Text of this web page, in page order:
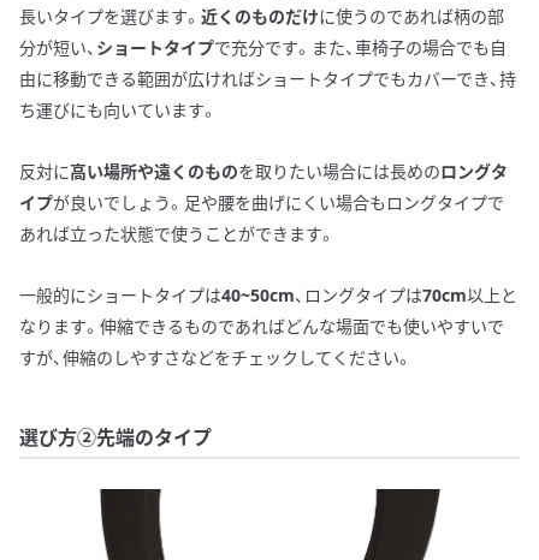
長いタイプを選びます。 近くのものだけに使うのであれば柄の部
分が短い、 ショートタイプで充分です。また、車椅子の場合でも自
由に移動できる範囲が広ければショートタイプでもカバーでき、持
ち運びにも向いています。
反対に高い場所や遠くのものを取りたい場合には長めのロングタ
イプが良いでしょう。足や腰を曲げにくい場合もロングタイプで
あれば立った状態で使うことができます。
一般的にショートタイプは40~50cm、ロングタイプは70cm以上と
なります。伸縮できるものであればどんな場面でも使いやすいで
すが、伸縮のしやすさなどをチェックしてください。
選び方②先端のタイプ